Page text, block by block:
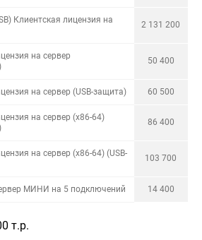
Клиентская лицензия на
2 131 200
на сервер
50 400
на сервер (USB-защита) 60 500
на сервер (х86-64)
86 400
на сервер (х86-64) (USB-
103 700
МИНИ на 5 подключений 14 400
т.р.